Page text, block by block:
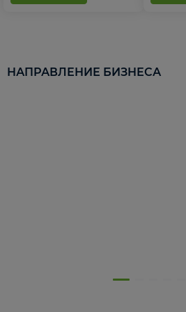
НАПРАВЛЕНИЕ БИЗНЕСА